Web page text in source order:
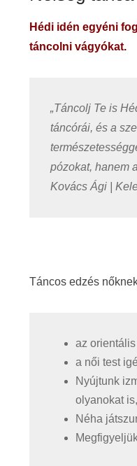
Hédi idén egyéni
táncolni vágyókat.
„Táncolj Te is
táncórái, és a
pózokat, hanem
Kovács Ági |
Táncos edzés
az
a női test
Nyújtunk
olyanokat
Néha